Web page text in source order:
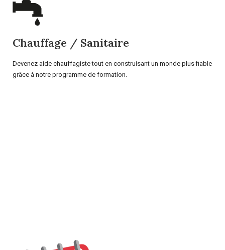
Chauffage / Sanitaire
Devenez aide chauffagiste tout en construisant un monde plus fiable
grâce à notre programme de formation.